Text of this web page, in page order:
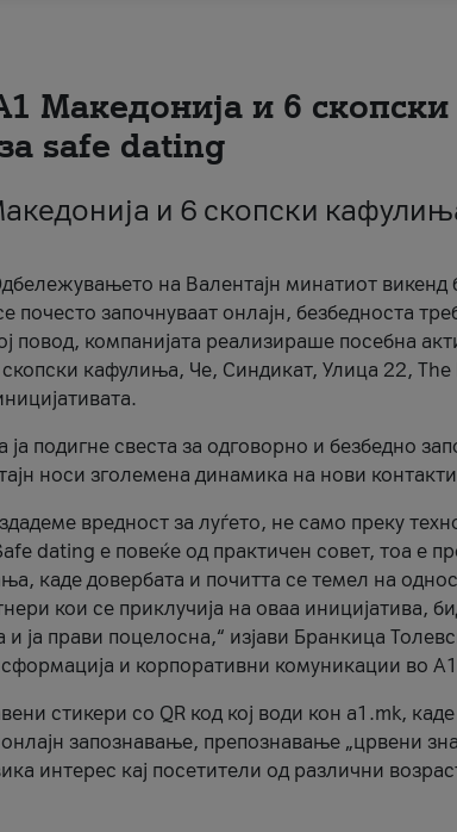
Македонија и 6
safe dating
и 6 скопски
на Валентајн минатиот
почесто започнуваат онлајн, безбедноста
повод, компанијата реализираше посебна
кафулиња, Че, Синдикат, Улица 22, The
подигне свеста за одговорно и безбедно
носи зголемена динамика на нови
вредност за луѓето, не само преку
dating е повеќе од практичен совет, тоа е
каде довербата и почитта се темел на
кои се приклучија на оваа иницијатива,
ја прави поцелосна,“ изјави Бранкица
и корпоративни комуникации во
стикери со QR код кој води кон a1.mk,
запознавање, препознавање „црвени
интерес кај посетители од различни